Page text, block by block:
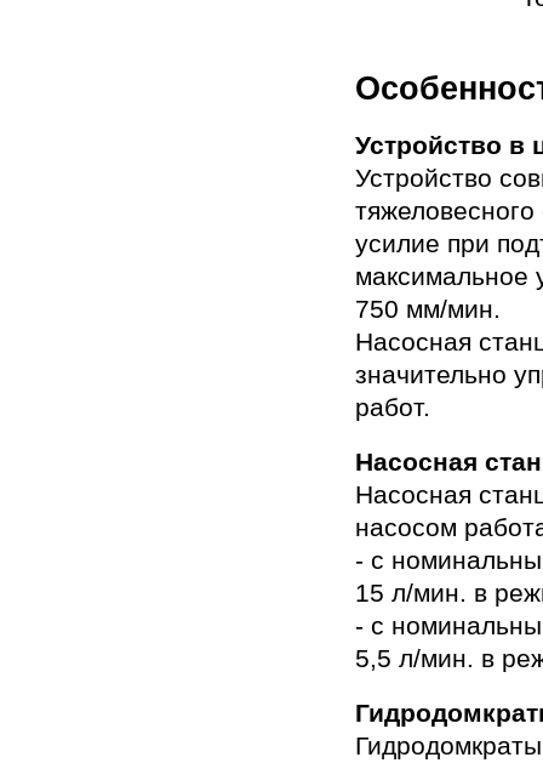
Устройство в
Устройство
усилие при
максимальное
750 мм/мин.
Насосная
значительно
работ.
Насосная
Насосная
насосом
- с
15 л/мин. в
- с
5,5 л/мин. в